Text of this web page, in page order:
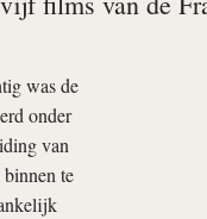
was de
onder
van
te